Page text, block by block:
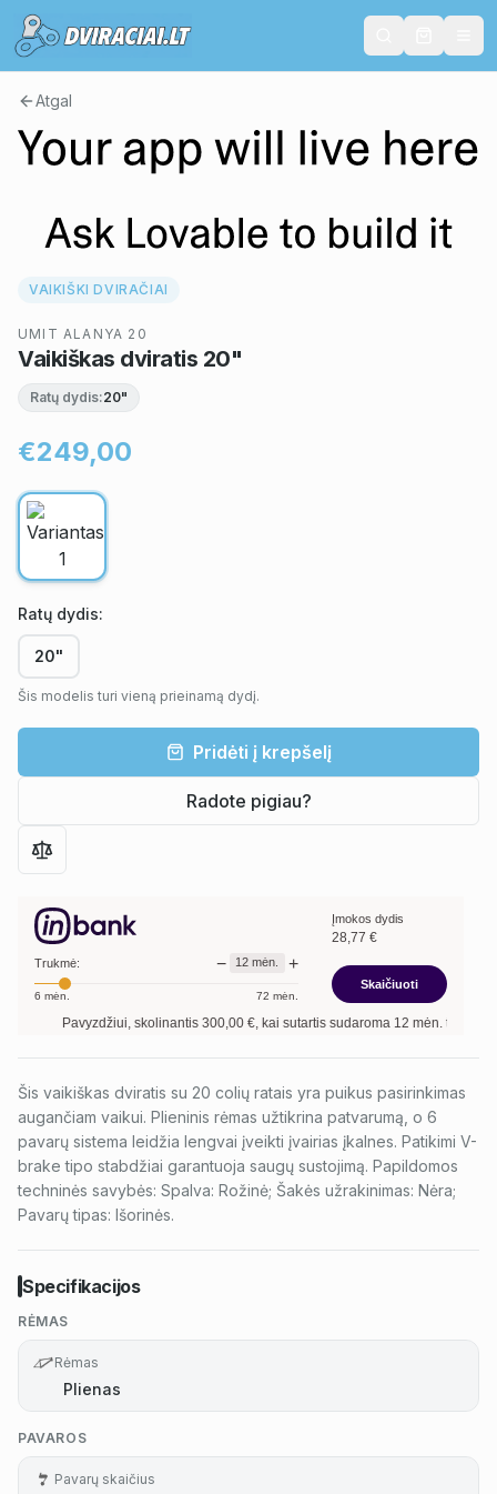
Atgal
VAIKIŠKI DVIRAČIAI
UMIT ALANYA 20
Vaikiškas dviratis 20"
Ratų dydis:20"
€249,00
Ratų dydis:
20"
Šis modelis turi vieną prieinamą dydį.
Pridėti į krepšelį
Radote pigiau?
Trukmė: − 12 mėn. +
6 mėn. 72 mėn.
Įmokos dydis
28,77 €
Skaičiuoti
Pavyzdžiui, skolinantis300,00€, kai sutartis sudaroma12mėn. terminui,
Šis vaikiškas dviratis su 20 colių ratais yra puikus pasirinkimas
augančiam vaikui. Plieninis rėmas užtikrina patvarumą, o 6
pavarų sistema leidžia lengvai įveikti įvairias įkalnes. Patikimi V-
brake tipo stabdžiai garantuoja saugų sustojimą. Papildomos
techninės savybės: Spalva: Rožinė; Šakės užrakinimas: Nėra;
Pavarų tipas: Išorinės.
Specifikacijos
RĖMAS
Rėmas
Plienas
PAVAROS
Pavarų skaičius